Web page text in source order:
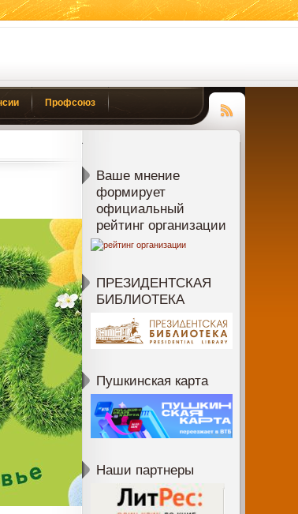
Профсоюз
Чтение
Ваше мнение
формирует
официальный
рейтинг организации
ПРЕЗИДЕНТСКАЯ
БИБЛИОТЕКА
Пушкинская карта
Наши партнеры